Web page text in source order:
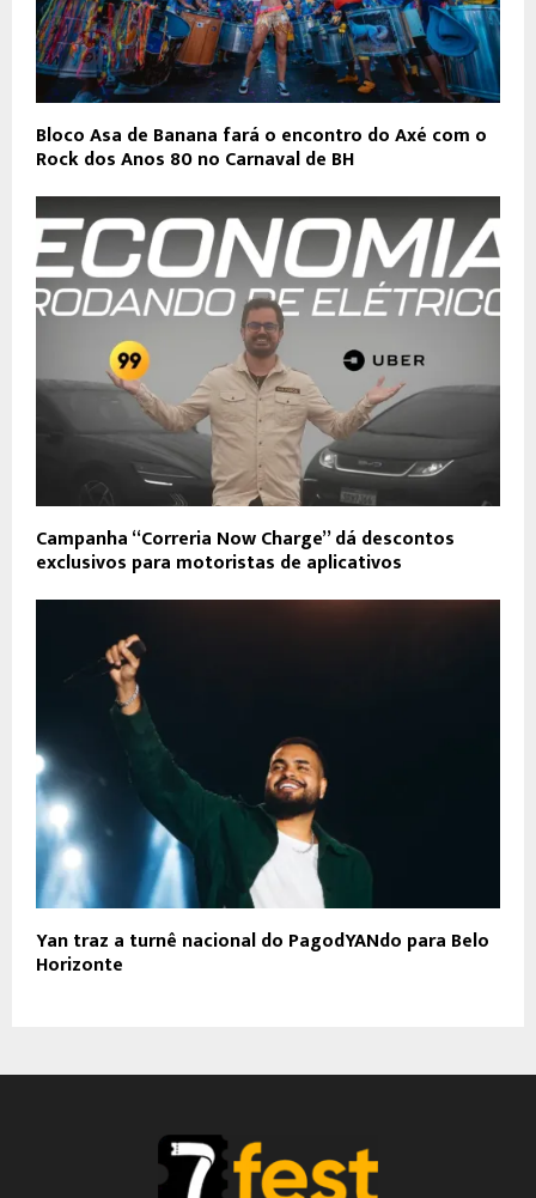
Bloco Asa de Banana fará o encontro do Axé com o
Rock dos Anos 80 no Carnaval de BH
Campanha “Correria Now Charge” dá descontos
exclusivos para motoristas de aplicativos
Yan traz a turnê nacional do PagodYANdo para Belo
Horizonte